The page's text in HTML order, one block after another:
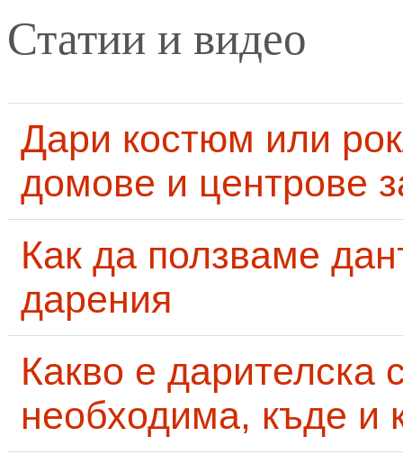
Статии и видео
Дари костюм или
домове и центрове
Как да ползваме
дарения
Какво е дарителска
необходима, къде и